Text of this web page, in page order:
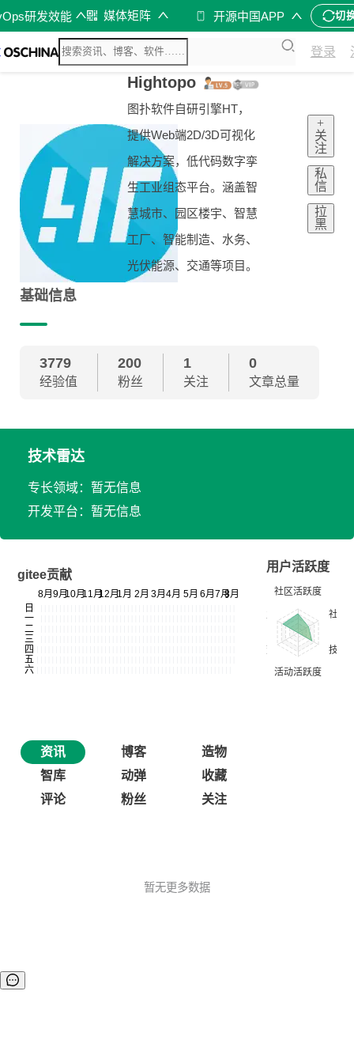
研发效能 媒体矩阵 开源中国APP 切
登录
Hightopo
图扑软件自研引擎HT，
提供Web端2D/3D可视化
解决方案，低代码数字孪
生工业组态平台。涵盖智
慧城市、园区楼宇、智慧
工厂、智能制造、水务、
光伏能源、交通等项目。
+
关
注
私
信
拉
黑
基础信息
3779
经验值
200
粉丝
1
关注
0
文章总量
技术雷达
专长领域：暂无信息
开发平台：暂无信息
gitee贡献
用户活跃度
资讯 博客
造物
智库
动弹
收藏
评论
粉丝 关注
暂无更多数据